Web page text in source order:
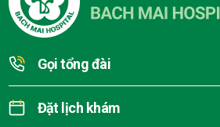
Gọi tổng đài
Đặt lịch khám